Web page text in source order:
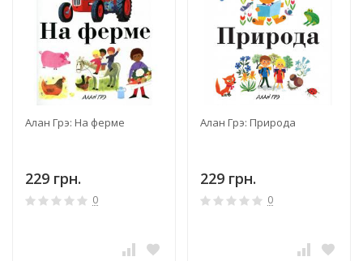
Алан Грэ: На ферме
229 грн.
0
Алан Грэ: Природа
229 грн.
0